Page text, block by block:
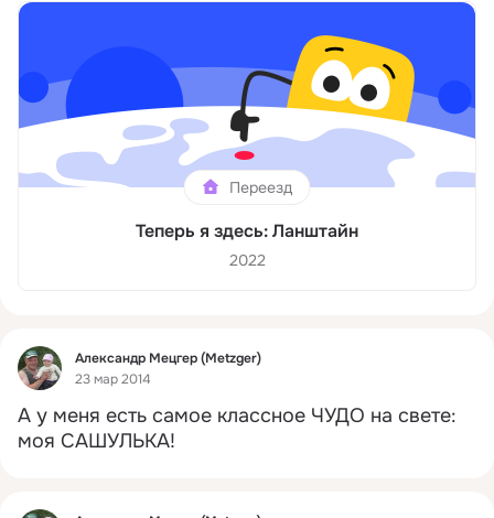
Теперь я здесь: Ланштайн
2022
Переезд
Фид
Александр Мецгер (Metzger)
23 мар 2014
А у меня есть самое классное ЧУДО на свете:
моя САШУЛЬКА!